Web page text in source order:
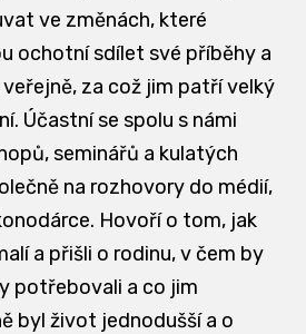
ve změnách, které
ochotní sdílet své příběhy a
za což jim patří velký
Účastní se spolu s námi
seminářů a kulatých
na rozhovory do médií,
Hovoří o tom, jak
a přišli o rodinu, v čem by
potřebovali a co jim
byl život jednodušší a o